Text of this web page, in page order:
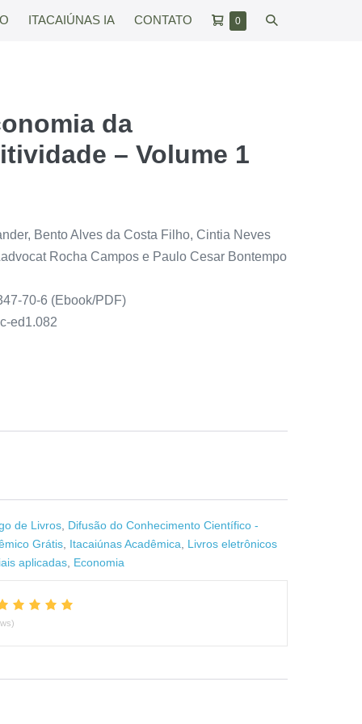
ITACAIÚNAS IA CONTATO
Carrinho
0Itens
Alternar
da
– Volume 1
Bento Alves da Costa Filho, Cintia Neves
Rocha Campos e Paulo Cesar Bontempo
70-6 (Ebook/PDF)
ed1.082
de Livros Difusão do Conhecimento Científico -
Grátis Itacaiúnas Acadêmica
Livros eletrônicos
aplicadas Economia